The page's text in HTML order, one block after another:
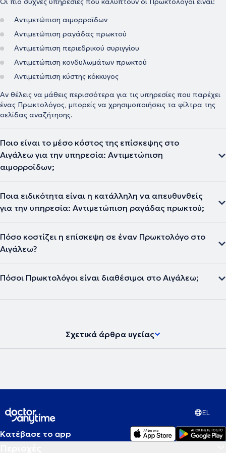
Αντιμετώπιση αιμορροϊδων
Αντιμετώπιση ραγάδας πρωκτού
Αντιμετώπιση περιεδρικού συριγγίου
Αντιμετώπιση κονδυλωμάτων πρωκτού
Αντιμετώπιση κύστης κόκκυγος
Αν θέλεις να μάθεις περισσότερα για τις υπηρεσίες που παρέχει
ένας Πρωκτολόγος, μπορείς να χρησιμοποιήσεις τα φίλτρα της
σελίδας αναζήτησης.
Ποιο είναι το μέσο κόστος της επίσκεψης στο
Αιγάλεω για την υπηρεσία: Αντιμετώπιση
αιμορροϊδων;
Ποια ειδικότητα είναι η κατάλληλη να απευθυνθείς
για την υπηρεσία: Αντιμετώπιση ραγάδας πρωκτού;
Πόσο κοστίζει η επίσκεψη σε έναν Πρωκτολόγο στο
Αιγάλεω?
Πόσοι Πρωκτολόγοι είναι διαθέσιμοι στο Αιγάλεω;
Σχετικά άρθρα υγείας
EL
Κατέβασε το app